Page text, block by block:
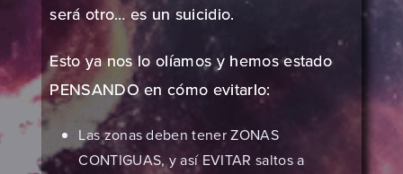
será otro… es un suicidio.
Esto ya nos lo olíamos y hemos estado
PENSANDO en cómo evitarlo:
Las zonas deben tener ZONAS
CONTIGUAS, y así EVITAR saltos a